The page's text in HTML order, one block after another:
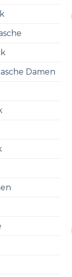
Damen